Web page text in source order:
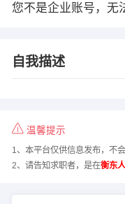
您不是企业账号，无
自我描述
温馨提示
1、本平台仅供信息发布，不
2、请告知求职者，是在衡东